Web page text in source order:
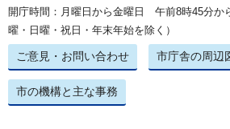
開庁時間：月曜日から金曜日 午前8時45分か
曜・日曜・祝日・年末年始を除く）
ご意見・お問い合わせ 市庁舎の周辺
市の機構と主な事務